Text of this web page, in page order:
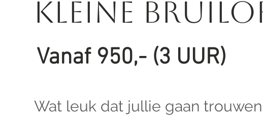
KLEINE
Vanaf 950,- (3 UUR)
Wat leuk dat jullie gaan